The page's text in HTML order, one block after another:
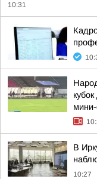
10:31
В
10:27